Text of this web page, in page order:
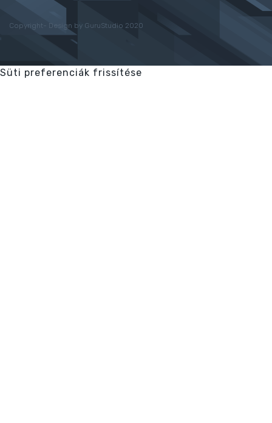
Copyright- Design by GuruStudio 2020
Süti preferenciák frissítése